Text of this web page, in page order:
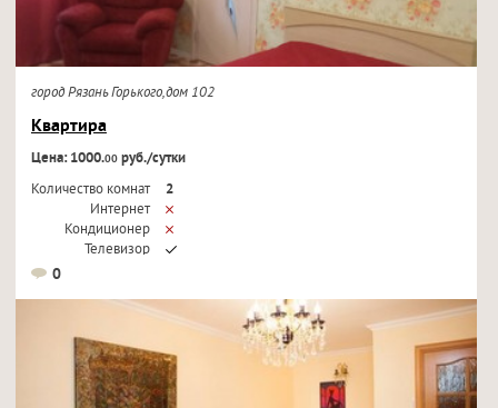
город Рязань Горького,дом 102
Квартира
Цена: 1000.00руб./сутки
Количество комнат
2
Интернет
Кондиционер
Телевизор
0